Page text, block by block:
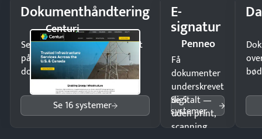
Dokumenthåndtering
Centuri
Send kontrakter til underskrift
på minutter og mist ingen
dokumenter.
Se 16 systemer
E-
signatur
Penneo
Få
dokumenter
underskrevet
digitalt —
uden print,
scanning
Se 5
systemer